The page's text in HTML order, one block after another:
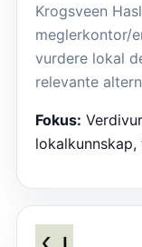
Krogsveen
meglerkontor/
vurdere lokal
relevante
Fokus: